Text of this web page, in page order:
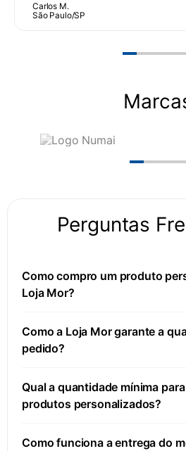
Carlos M.
São Paulo/SP
Perguntas
Como compro um produto
Loja Mor?
Como a Loja Mor garante a
pedido?
Qual a quantidade mínima
produtos personalizados?
Como funciona a entrega do